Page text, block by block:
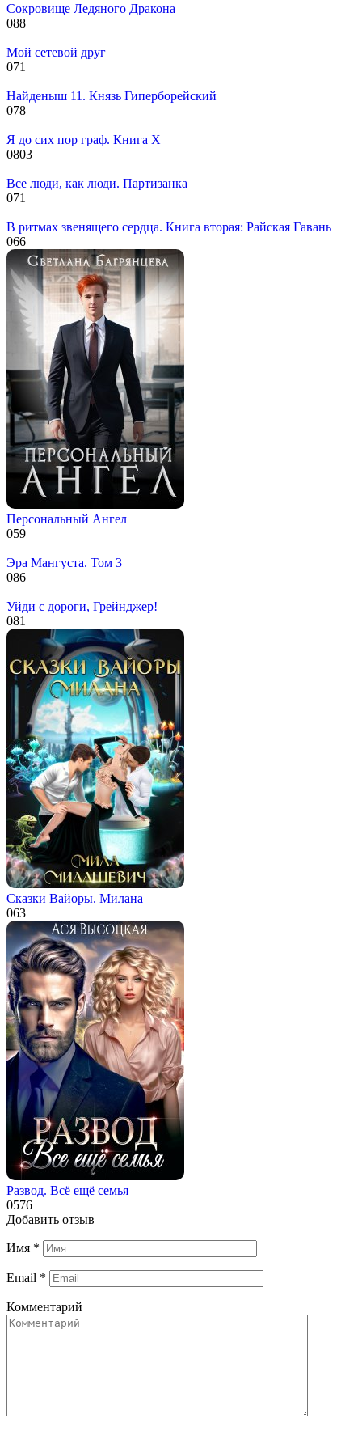
Сокровище Ледяного Дракона
088
Мой сетевой друг
071
Найденыш 11. Князь Гиперборейский
078
Я до сих пор граф. Книга X
0803
Все люди, как люди. Партизанка
071
В ритмах звенящего сердца. Книга вторая: Райская Гавань
066
Персональный Ангел
059
Эра Мангуста. Том 3
086
Уйди с дороги, Грейнджер!
081
Сказки Вайоры. Милана
063
Развод. Всё ещё семья
0576
Добавить отзыв
Имя *
Email *
Комментарий